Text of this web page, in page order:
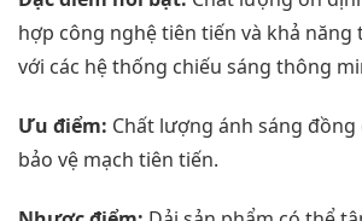
hợp công nghệ tiên tiến và khả năng
với các hệ thống chiếu sáng thông
Ưu điểm: Chất lượng ánh sáng
bảo vệ mạch tiên tiến.